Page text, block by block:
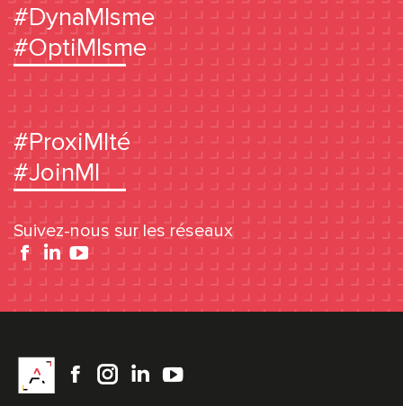
#DynaMIsme
#OptiMIsme
#ProxiMIté
#JoinMI
Suivez-nous sur les réseaux
FacebookYouTube
Facebook
instagram
LinkedIn